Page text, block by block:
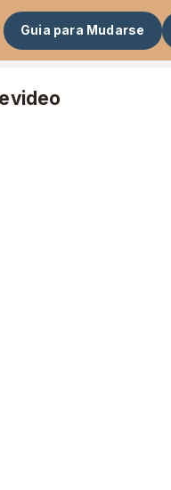
Guia para Mudarse